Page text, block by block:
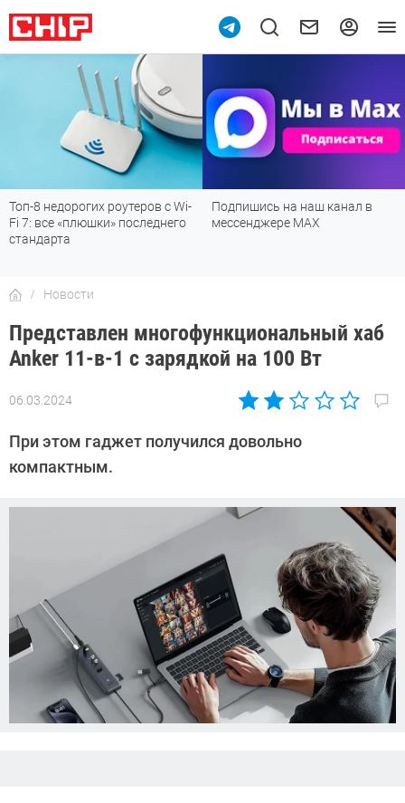
Топ-8 недорогих роутеров с Wi-
Fi 7: все «плюшки» последнего
стандарта
Подпишись на наш канал в
мессенджере МАХ
Новости
Представлен многофункциональный хаб
Anker 11-в-1 с зарядкой на 100 Вт
06.03.2024
Автор:
Довлатова
При этом гаджет получился довольно
компактным.